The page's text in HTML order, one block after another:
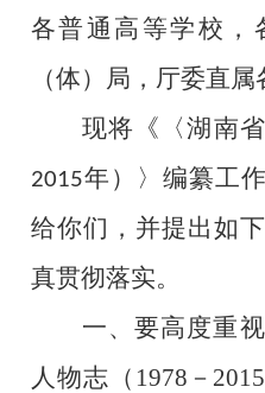
各普通高等学校，
（体）局，厅委直属
现将《〈湖南
2015年）
〉编纂工
给你们，并提出如
真贯彻落实。
一、要高度重
人物志（ 1978 － 2015